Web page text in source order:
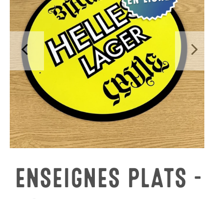
ENSEIGNES PLATS -